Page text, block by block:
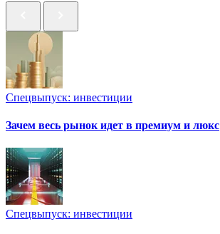
Спецвыпуск: инвестиции
Зачем весь рынок идет в премиум и люкс
Спецвыпуск: инвестиции